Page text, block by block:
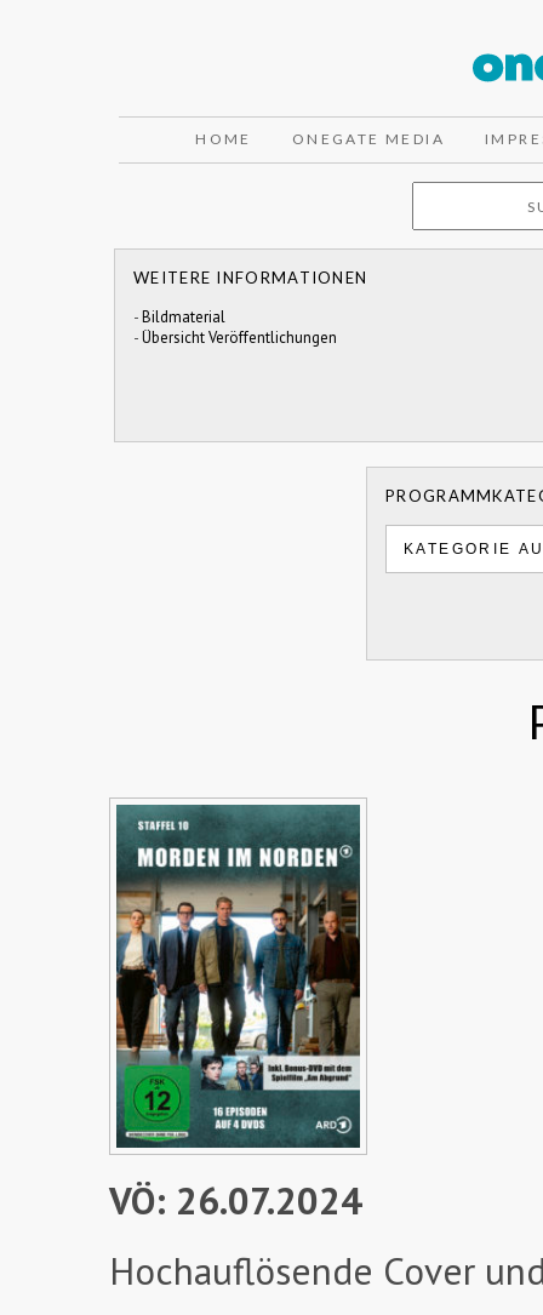
HOME ONEGATE MEDIA
WEITERE INFORMATIONEN
-Bildmaterial
-Übersicht Veröffentlichungen
VÖ: 26.07.2024
Hochauflösende Cover